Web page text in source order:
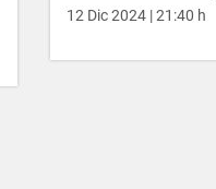
12 Dic 2024 | 21:40 h